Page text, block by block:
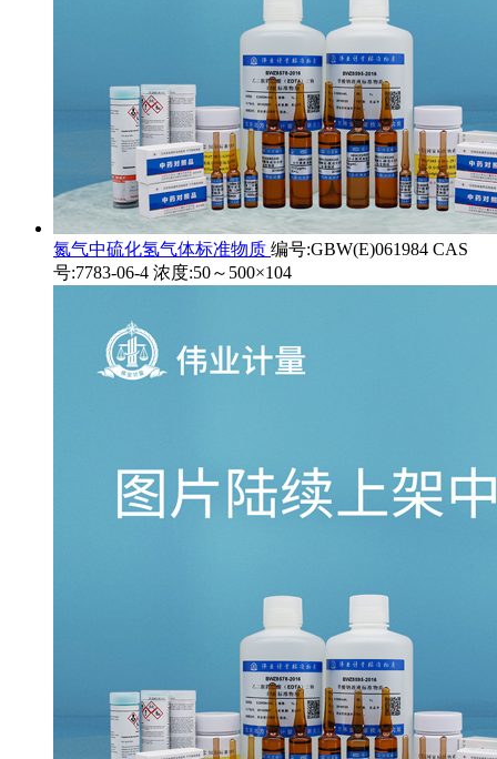
氮气中硫化氢气体标准物质 编号:GBW(E)061984 CAS
号:7783-06-4 浓度:50～500×104